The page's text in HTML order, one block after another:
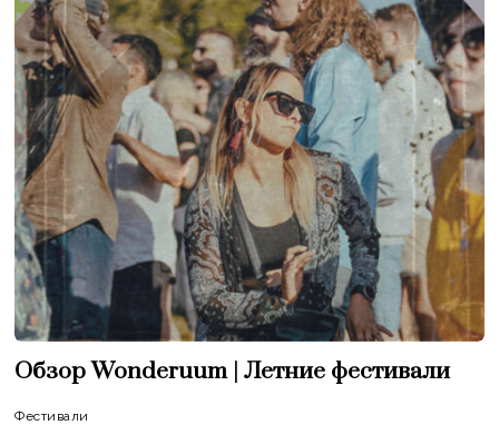
Обзор Wonderuum | Летние фестивали
Фестивали